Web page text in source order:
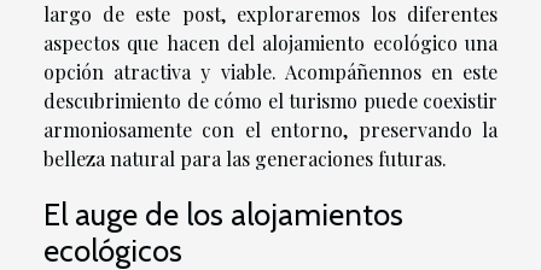
largo de este post, exploraremos los diferentes
aspectos que hacen del alojamiento ecológico una
opción atractiva y viable. Acompáñennos en este
descubrimiento de cómo el turismo puede coexistir
armoniosamente con el entorno, preservando la
belleza natural para las generaciones futuras.
El auge de los alojamientos
ecológicos